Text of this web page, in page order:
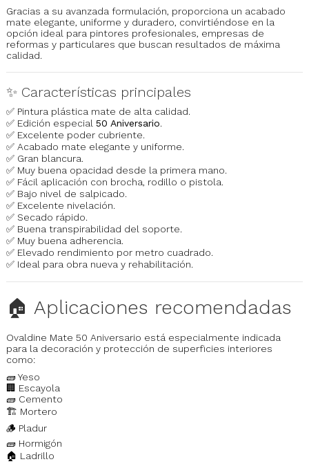
Gracias a su avanzada formulación, proporciona un acabado
mate elegante, uniforme y duradero, convirtiéndose en la
opción ideal para pintores profesionales, empresas de
reformas y particulares que buscan resultados de máxima
calidad.
✨ Características principales
✅ Pintura plástica mate de alta calidad.
✅ Edición especial 50 Aniversario.
✅ Excelente poder cubriente.
✅ Acabado mate elegante y uniforme.
✅ Gran blancura.
✅ Muy buena opacidad desde la primera mano.
✅ Fácil aplicación con brocha, rodillo o pistola.
✅ Bajo nivel de salpicado.
✅ Excelente nivelación.
✅ Secado rápido.
✅ Buena transpirabilidad del soporte.
✅ Muy buena adherencia.
✅ Elevado rendimiento por metro cuadrado.
✅ Ideal para obra nueva y rehabilitación.
🏠 Aplicaciones recomendadas
Ovaldine Mate 50 Aniversario está especialmente indicada
para la decoración y protección de superficies interiores
como:
🧱 Yeso
🏢 Escayola
🧱 Cemento
🏗️ Mortero
🪵 Pladur
🧱 Hormigón
🏠 Ladrillo